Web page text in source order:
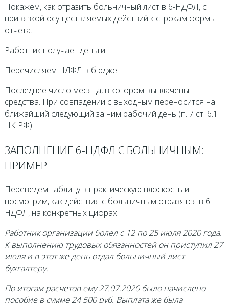
Покажем, как отразить больничный лист в 6-НДФЛ, с
привязкой осуществляемых действий к строкам формы
отчета.
Работник получает деньги
Перечисляем НДФЛ в бюджет
Последнее число месяца, в котором выплачены
средства. При совпадении с выходным переносится на
ближайший следующий за ним рабочий день (п. 7 ст. 6.1
НК РФ)
ЗАПОЛНЕНИЕ 6-НДФЛ С БОЛЬНИЧНЫМ:
ПРИМЕР
Переведем таблицу в практическую плоскость и
посмотрим, как действия с больничным отразятся в 6-
НДФЛ, на конкретных цифрах.
Работник организации болел с 12 по 25 июля 2020 года.
К выполнению трудовых обязанностей он приступил 27
июля и в этот же день отдал больничный лист
бухгалтеру.
По итогам расчетов ему 27.07.2020 было начислено
пособие в сумме 24 500 руб. Выплата же была